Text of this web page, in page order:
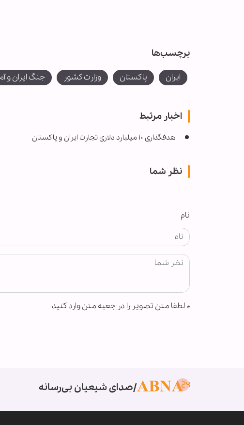
برچسب‌ها
ایران پاکستان وزارت کشور جنگ ایران و
اخبار مرتبط
هدفگذاری ۱۰ میلیارد دلاری تجارت ایران و پاکستان
نظر شما
نام
* لطفا متن تصویر را در جعبه متن وارد کنید
صدای شیعیان بی‌رسانه